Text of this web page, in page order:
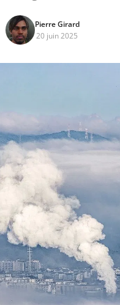
Pierre Girard
20 juin 2025